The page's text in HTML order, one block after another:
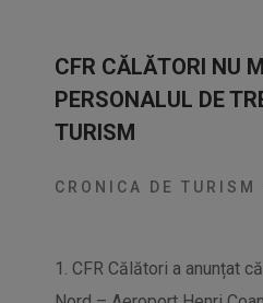
CFR CĂLĂTORI NU
PERSONALUL DE
TURISM
CRONICA DE TURISM
1. CFR Călători a anunțat